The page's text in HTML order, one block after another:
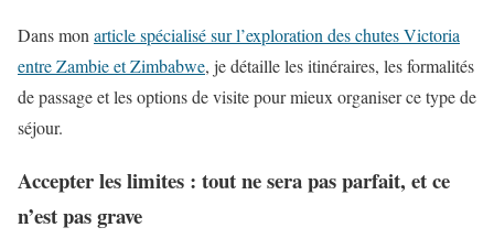
Dans mon article spécialisé sur l’exploration des chutes Victoria
entre Zambie et Zimbabwe, je détaille les itinéraires, les formalités
de passage et les options de visite pour mieux organiser ce type de
séjour.
Accepter les limites : tout ne sera pas parfait, et ce
n’est pas grave